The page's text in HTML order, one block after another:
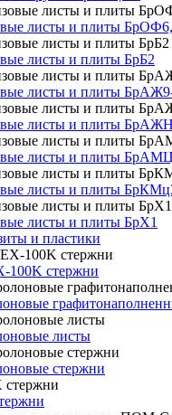
листы и плиты
листы и плиты БрБ2
листы и плиты
листы и плиты
листы и плиты
листы и плиты
листы и плиты БрХ1
и пластики
100K стержни
листы
стержни